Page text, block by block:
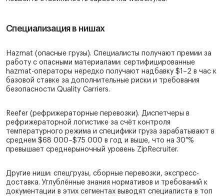
Специализация в нишах
Hazmat (опасные грузы). Специалисты получают премии за
работу с опасными материалами: сертифицированные
hazmat-операторы нередко получают надбавку $1–2 в час к
базовой ставке за дополнительные риски и требования
безопасности Quality Carriers.
Reefer (рефрижераторные перевозки). Диспетчеры в
рефрижераторной логистике за счёт контроля
температурного режима и специфики груза зарабатывают в
среднем $68 000–$75 000 в год и выше, что на 30 %
превышает среднерыночный уровень ZipRecruiter.
Другие ниши: спецгрузы, сборные перевозки, экспресс-
доставка. Углублённые знания нормативов и требований к
документации в этих сегментах выводят специалиста в топ